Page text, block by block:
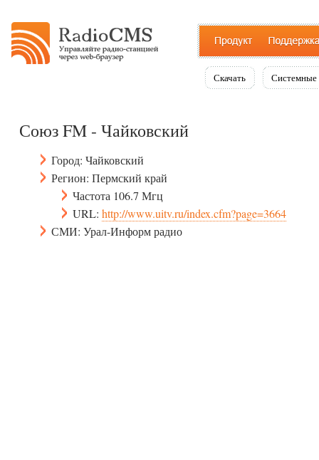
Скачать Системные
Союз FM - Чайковский
Город: Чайковский
Регион: Пермский край
Частота 106.7 Мгц
URL: http://www.uitv.ru/index.cfm?page=3664
СМИ: Урал-Информ радио